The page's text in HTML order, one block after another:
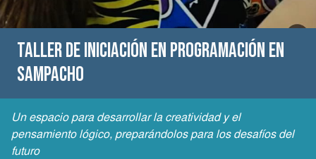
Taller de Iniciación en Programación en
Sampacho
Un espacio para desarrollar la creatividad y el
pensamiento lógico, preparándolos para los desafíos del
futuro